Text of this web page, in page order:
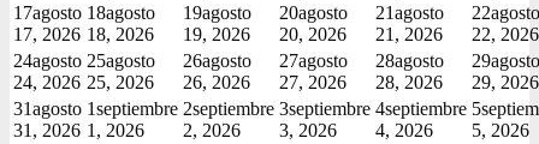
17agosto
17, 2026
18agosto
18, 2026
19agosto
19, 2026
20agosto
20, 2026
21agosto
21, 2026
22agosto
22, 2026
24agosto
24, 2026
25agosto
25, 2026
26agosto
26, 2026
27agosto
27, 2026
28agosto
28, 2026
29agosto
29, 2026
31agosto
31, 2026
1septiembre
1, 2026
2septiembre
2, 2026
3septiembre
3, 2026
4septiembre
4, 2026
5
5, 2026